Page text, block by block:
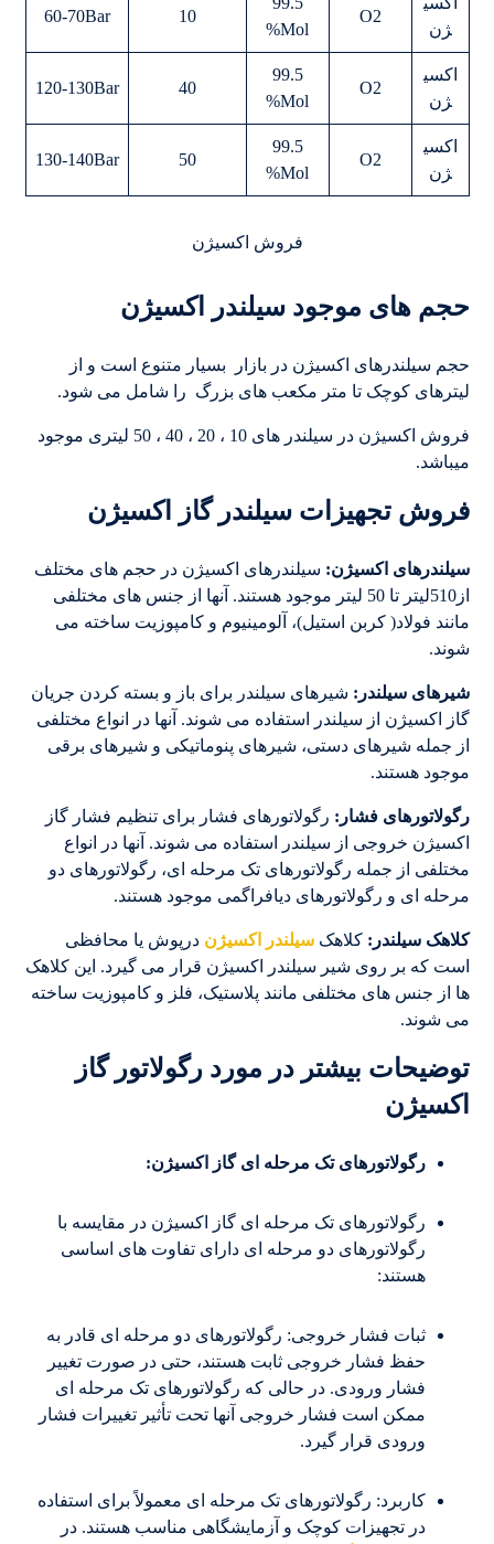
ژن
O2
Mol%
10
60-70Bar
اکسی
ژن
O2
99.5
Mol%
40
120-130Bar
اکسی
ژن
O2
99.5
Mol%
50
130-140Bar
فروش اکسیژن
حجم های موجود سیلندر اکسیژن
حجم سیلندرهای اکسیژن در بازار بسیار متنوع است و از
لیترهای کوچک تا متر مکعب های بزرگ را شامل می شود.
فروش اکسیژن در سیلندر های 10 ، 20 ، 40 ، 50 لیتری موجود
میباشد.
فروش تجهیزات سیلندر گاز اکسیژن
سیلندرهای اکسیژن: سیلندرهای اکسیژن در حجم های مختلف
از510لیتر تا 50 لیتر موجود هستند. آنها از جنس های مختلفی
مانند فولاد( کربن استیل)، آلومینیوم و کامپوزیت ساخته می
شوند.
شیرهای سیلندر: شیرهای سیلندر برای باز و بسته کردن جریان
گاز اکسیژن از سیلندر استفاده می شوند. آنها در انواع مختلفی
از جمله شیرهای دستی، شیرهای پنوماتیکی و شیرهای برقی
موجود هستند.
رگولاتورهای فشار: رگولاتورهای فشار برای تنظیم فشار گاز
اکسیژن خروجی از سیلندر استفاده می شوند. آنها در انواع
مختلفی از جمله رگولاتورهای تک مرحله ای، رگولاتورهای دو
مرحله ای و رگولاتورهای دیافراگمی موجود هستند.
کلاهک سیلندر: کلاهکسیلندر اکسیژن درپوش یا محافظی
است که بر روی شیر سیلندر اکسیژن قرار می گیرد. این کلاهک
ها از جنس های مختلفی مانند پلاستیک، فلز و کامپوزیت ساخته
می شوند.
توضیحات بیشتر در مورد رگولاتور گاز
اکسیژن
رگولاتورهای تک مرحله ای گاز اکسیژن:
رگولاتورهای تک مرحله ای گاز اکسیژن در مقایسه با
رگولاتورهای دو مرحله ای دارای تفاوت های اساسی
هستند:
ثبات فشار خروجی: رگولاتورهای دو مرحله ای قادر به
حفظ فشار خروجی ثابت هستند، حتی در صورت تغییر
فشار ورودی. در حالی که رگولاتورهای تک مرحله ای
ممکن است فشار خروجی آنها تحت تأثیر تغییرات فشار
ورودی قرار گیرد.
کاربرد: رگولاتورهای تک مرحله ای معمولاً برای استفاده
در تجهیزات کوچک و آزمایشگاهی مناسب هستند. در